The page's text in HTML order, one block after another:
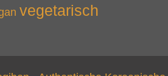
vegetarisch